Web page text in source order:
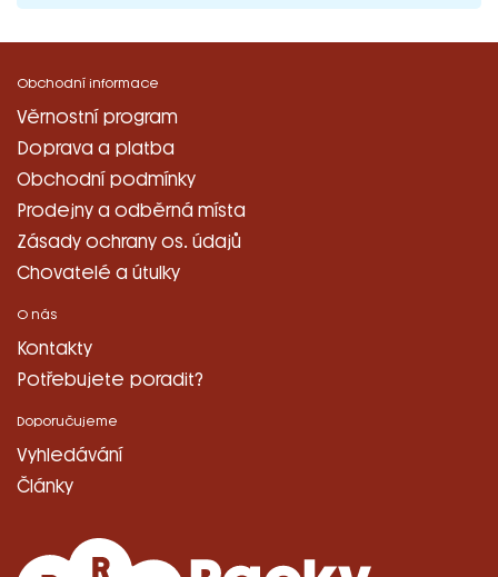
Obchodní informace
Věrnostní program
Doprava a platba
Obchodní podmínky
Prodejny a odběrná místa
Zásady ochrany os. údajů
Chovatelé a útulky
O nás
Kontakty
Potřebujete poradit?
Doporučujeme
Vyhledávání
Články